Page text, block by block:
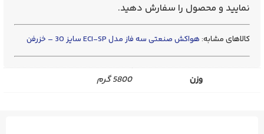
نمایید و محصول را سفارش دهید.
کالاهای مشابه: هواکش صنعتی سه فاز مدل ECI-SP سایز 30 – خزرفن
وزن 5800 گرم